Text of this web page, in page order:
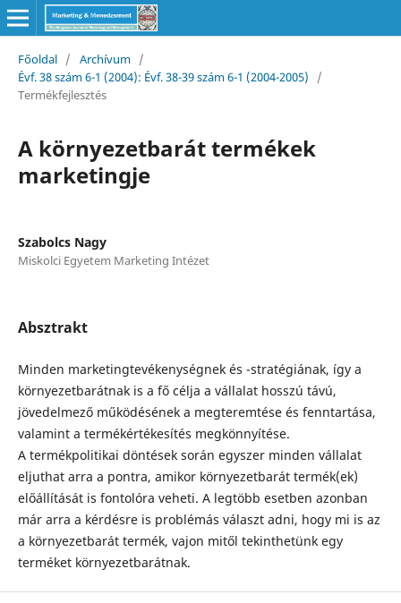
Főoldal / Archívum /
Évf. 38 szám 6-1 (2004): Évf. 38-39 szám 6-1 (2004-2005)
/
Termékfejlesztés
A környezetbarát termékek
marketingje
Szabolcs Nagy
Miskolci Egyetem Marketing Intézet
Absztrakt
Minden marketingtevékenységnek és -stratégiának, így a
környezetbarátnak is a fő célja a vállalat hosszú távú,
jövedelmező működésének a megteremtése és fenntartása,
valamint a termékértékesítés megkönnyítése.
A termékpolitikai döntések során egyszer minden vállalat
eljuthat arra a pontra, amikor környezetbarát termék(ek)
előállítását is fontolóra veheti. A legtöbb esetben azonban
már arra a kérdésre is problémás választ adni, hogy mi is az
a környezetbarát termék, vajon mitől tekinthetünk egy
terméket környezetbarátnak.